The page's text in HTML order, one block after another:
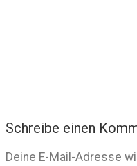
Schreibe einen
Deine E-Mail-Adresse